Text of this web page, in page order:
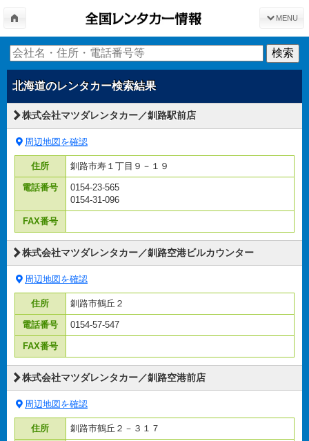
MENU
北海道のレンタカー検索結果
株式会社マツダレンタカー／釧路駅前店
周辺地図を確認
住所 釧路市寿１丁目９－１９
電話番号
0154-23-565
0154-31-096
FAX番号
株式会社マツダレンタカー／釧路空港ビルカウンター
周辺地図を確認
住所 釧路市鶴丘２
電話番号 0154-57-547
FAX番号
株式会社マツダレンタカー／釧路空港前店
周辺地図を確認
住所 釧路市鶴丘２－３１７